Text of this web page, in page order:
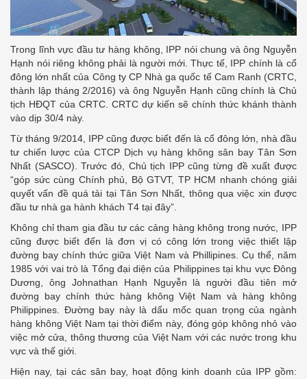
Trong lĩnh vực đầu tư hàng không, IPP nói chung và ông Nguyễn
Hạnh nói riêng không phải là người mới. Thực tế, IPP chính là cổ
đông lớn nhất của Công ty CP Nhà ga quốc tế Cam Ranh (CRTC,
thành lập tháng 2/2016) và ông Nguyễn Hạnh cũng chính là Chủ
tịch HĐQT của CRTC. CRTC dự kiến sẽ chính thức khánh thành
vào dịp 30/4 này.
Từ tháng 9/2014, IPP cũng được biết đến là cổ đông lớn, nhà đầu
tư chiến lược của CTCP Dịch vụ hàng không sân bay Tân Sơn
Nhất (SASCO). Trước đó, Chủ tịch IPP cũng từng đề xuất được
“góp sức cùng Chính phủ, Bộ GTVT, TP HCM nhanh chóng giải
quyết vấn đề quá tải tại Tân Sơn Nhất, thông qua việc xin được
đầu tư nhà ga hành khách T4 tại đây”.
Không chỉ tham gia đầu tư các cảng hàng không trong nước, IPP
cũng được biết đến là đơn vị có công lớn trong việc thiết lập
đường bay chính thức giữa Việt Nam và Phillipines. Cụ thể, năm
1985 với vai trò là Tổng đại diện của Philippines tại khu vực Đông
Dương, ông Johnathan Hạnh Nguyễn là người đầu tiên mở
đường bay chính thức hàng không Việt Nam và hàng không
Philippines. Đường bay này là dấu mốc quan trọng của ngành
hàng không Việt Nam tại thời điểm này, đóng góp không nhỏ vào
việc mở cửa, thông thương của Việt Nam với các nước trong khu
vực và thế giới.
Hiện nay, tại các sân bay, hoạt động kinh doanh của IPP gồm: